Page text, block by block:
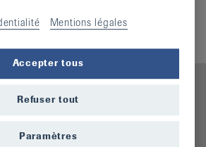
Mentions légales
Accepter tous
Refuser tout
Paramètres